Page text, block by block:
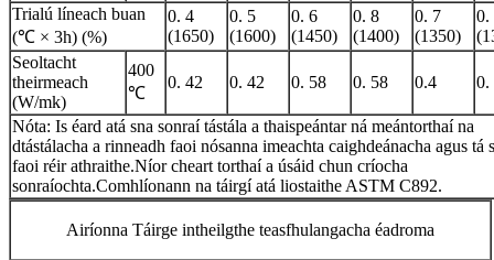
Trialú líneach buan
(℃ × 3h) (%)
0. 4
(1650)
0. 5
(1600)
0. 6
(1450)
0. 8
(1400)
0. 7
(1350)
0.
Seoltacht
theirmeach
(W/mk)
400
℃
0. 42 0. 42 0. 58 0. 58 0.4 0.
Nóta: Is éard atá sna sonraí tástála a thaispeántar ná meántorthaí na
dtástálacha a rinneadh faoi nósanna imeachta caighdeánacha agus tá
faoi réir athraithe.Níor cheart torthaí a úsáid chun críocha
sonraíochta.Comhlíonann na táirgí atá liostaithe ASTM C892.
Airíonna Táirge intheilgthe teasfhulangacha éadroma